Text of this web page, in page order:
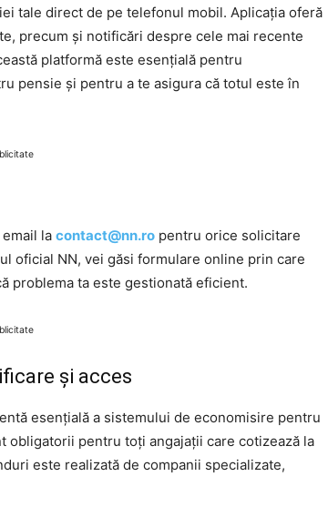
tale direct de pe telefonul mobil. Aplicația oferă
precum și notificări despre cele mai recente
platformă este esențială pentru
pensie și pentru a te asigura că totul este în
la contact@nn.ro pentru orice solicitare
oficial NN, vei găsi formulare online prin care
problema ta este gestionată eficient.
și acces
esențială a sistemului de economisire pentru
obligatorii pentru toți angajații care cotizează la
este realizată de companii specializate,